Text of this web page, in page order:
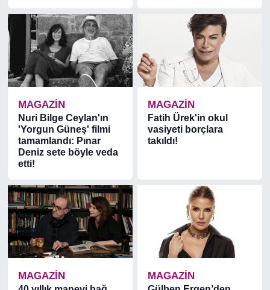
MAGAZİN
Nuri Bilge Ceylan'ın
'Yorgun Güneş' filmi
tamamlandı: Pınar
Deniz sete böyle veda
etti!
MAGAZİN
Fatih Ürek'in okul
vasiyeti borçlara
takıldı!
MAGAZİN MAGAZİN